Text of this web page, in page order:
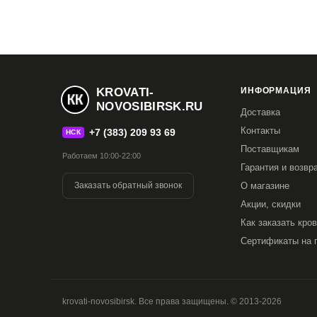
KROVATI-
NOVOSIBIRSK.RU
НСК +7 (383) 209 93 69
Работаем 10:00-22:00
Заказать обратный звонок
ИНФОРМАЦИЯ
Доставка
Контакты
Поставщикам
Гарантия и
О магазине
Акции, скидки
Как заказать
Сертификаты на
krovati-novosibirsk. Все права защищены. © 2013-2026